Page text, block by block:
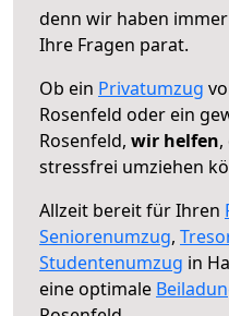
denn wir haben
Ihre Fragen parat.
Ob ein Privatumzug
Rosenfeld oder ein
Rosenfeld, wir helfen
stressfrei umziehen
Allzeit bereit für Ihren
Seniorenumzug,
Studentenumzug in
eine optimale